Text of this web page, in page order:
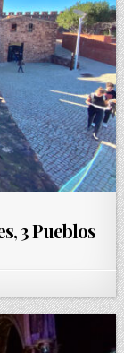
3 Pueblos